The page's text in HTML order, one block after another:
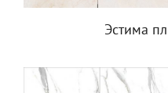
Эстима